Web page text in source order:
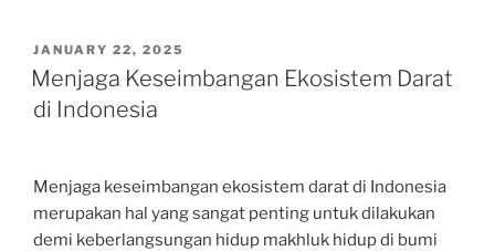
POSTED
ON
JANUARY 22, 2025
Menjaga Keseimbangan Ekosistem Darat
di Indonesia
Menjaga keseimbangan ekosistem darat di Indonesia
merupakan hal yang sangat penting untuk dilakukan
demi keberlangsungan hidup makhluk hidup di bumi